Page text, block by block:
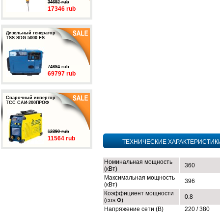
34692 rub
17346 rub
Дизельный генератор
TSS SDG 5000 ES
74694 rub
69797 rub
Сварочный инвертор
ТСС САИ-200ПРОФ
12390 rub
11564 rub ТЕХНИЧЕСКИЕ
Номинальная мощность
(кВт)
360
Максимальная мощность
(кВт)
396
Коэффициент мощности
(cos Ф)
0.8
Напряжение сети (В)
220 / 380